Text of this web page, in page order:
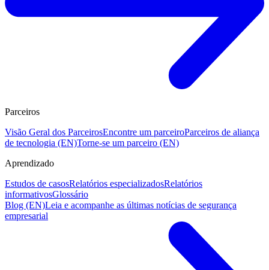
Parceiros
Visão Geral dos ParceirosEncontre um parceiroParceiros de aliança
de tecnologia (EN)Torne-se um parceiro (EN)
Aprendizado
Estudos de casosRelatórios especializadosRelatórios
informativosGlossário
Blog (EN)Leia e acompanhe as últimas notícias de segurança
empresarial